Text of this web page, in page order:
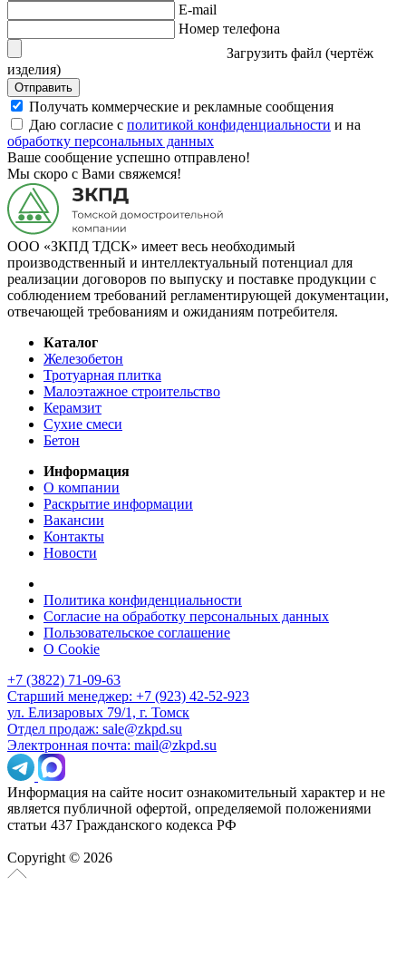
E-mail
Номер телефона
Загрузить файл (чертёж
изделия)
Отправить
Получать коммерческие и рекламные сообщения
Даю согласие с политикой конфиденциальности и на
обработку персональных данных
Ваше сообщение успешно отправлено!
Мы скоро с Вами свяжемся!
ООО «ЗКПД ТДСК» имеет весь необходимый
производственный и интеллектуальный потенциал для
реализации договоров по выпуску и поставке продукции с
соблюдением требований регламентирующей документации,
отвечающей требованиям и ожиданиям потребителя.
Каталог
Железобетон
Тротуарная плитка
Малоэтажное строительство
Керамзит
Сухие смеси
Бетон
Информация
О компании
Раскрытие информации
Вакансии
Контакты
Новости
Политика конфиденциальности
Согласие на обработку персональных данных
Пользовательское соглашение
О Cookie
+7 (3822) 71-09-63
Старший менеджер: +7 (923) 42-52-923
ул. Елизаровых 79/1, г. Томск
Отдел продаж: sale@zkpd.su
Электронная почта: mail@zkpd.su
Информация на сайте носит ознакомительный характер и не
является публичной офертой, определяемой положениями
статьи 437 Гражданского кодекса РФ
Copyright © 2026